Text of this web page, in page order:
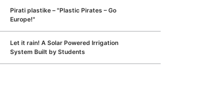
Pirati plastike – "Plastic Pirates – Go
Europe!"
Let it rain! A Solar Powered Irrigation
System Built by Students